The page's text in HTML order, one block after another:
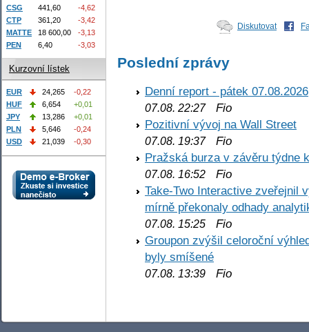
Diskutovat
Poslední zprávy
Denní report - pátek 07.08.2026
07.08. 22:27Fio
Pozitivní vývoj na Wall Street
07.08. 19:37Fio
Pražská burza v závěru týdne
07.08. 16:52 Fio
Take-Two Interactive zveřejnil
mírně překonaly odhady
07.08. 15:25 Fio
Groupon zvýšil celoroční
byly smíšené
07.08. 13:39 Fio
CSG
441,60
-4,62
CTP
361,20
-3,42
MATTE
18 600,00
-3,13
PEN
6,40 -3,03
Kurzovní lístek
EUR 24,265
-0,22
HUF
6,654
+0,01
JPY
13,286
+0,01
PLN
5,646
-0,24
USD
21,039 -0,30